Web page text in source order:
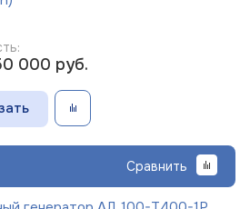
000 руб.
Сравнить